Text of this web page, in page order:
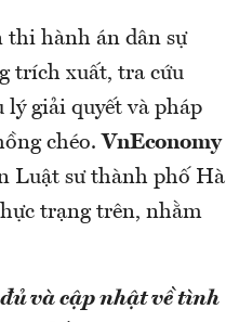
thi hành án dân sự
trích xuất, tra cứu
giải quyết và pháp
chéo. VnEconomy
Luật sư thành phố Hà
trạng trên, nhằm
và cập nhật về tình